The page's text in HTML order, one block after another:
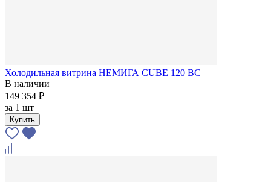
Холодильная витрина НЕМИГА CUBE 120 ВС
В наличии
149 354 ₽
за 1 шт
Купить